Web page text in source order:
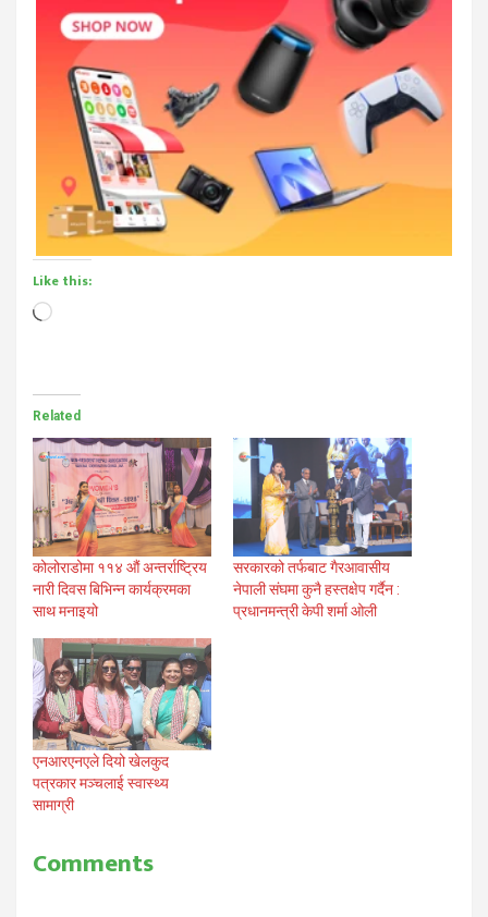
Like this:
Loading…
Related
कोलोराडोमा ११४ औं अन्तर्राष्ट्रिय
नारी दिवस बिभिन्न कार्यक्रमका
साथ मनाइयो
सरकारको तर्फबाट गैरआवासीय
नेपाली संघमा कुनै हस्तक्षेप गर्दैन :
प्रधानमन्त्री केपी शर्मा ओली
एनआरएनएले दियो खेलकुद
पत्रकार मञ्चलाई स्वास्थ्य
सामाग्री
Comments